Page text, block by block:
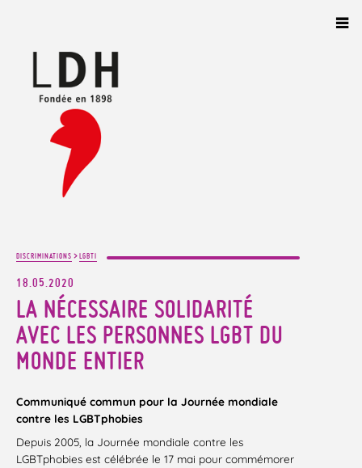
DISCRIMINATIONS >LGBTI
18.05.2020
LA NÉCESSAIRE SOLIDARITÉ
AVEC LES PERSONNES LGBT DU
MONDE ENTIER
Communiqué commun pour la Journée mondiale
contre les LGBTphobies
Depuis 2005, la Journée mondiale contre les
LGBTphobies est célébrée le 17 mai pour commémorer